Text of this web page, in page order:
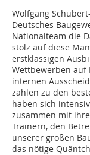
Wolfgang
Deutsches
Nationalteam die
stolz auf diese
erstklassigen
Wettbewerben auf
internen
zählen zu den
haben sich
zusammen mit
Trainern, den
unserer großen
das nötige